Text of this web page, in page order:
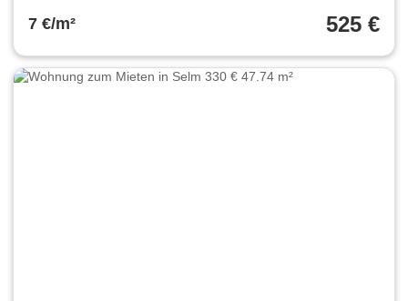
7 €/m² 525 €